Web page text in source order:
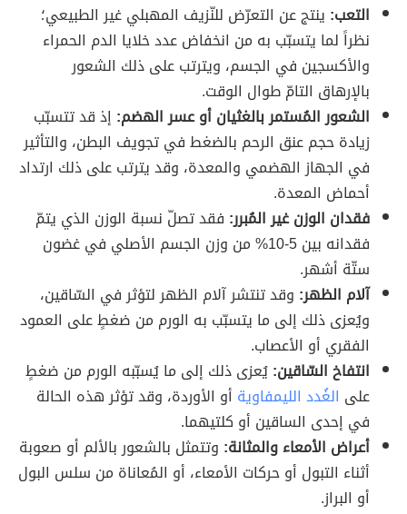
التعب: ينتج عن التعرّض للنّزيف المهبلي غير الطبيعي؛
نظراً لما يتسبّب به من انخفاض عدد خلايا الدم الحمراء
والأكسجين في الجسم، ويترتب على ذلك الشعور
بالإرهاق التامّ طوال الوقت.
الشعور المُستمر بالغثيان أو عسر الهضم: إذ قد تتسبّب
زيادة حجم عنق الرحم بالضغط في تجويف البطن، والتأثير
في الجهاز الهضمي والمعدة، وقد يترتب على ذلك ارتداد
أحماض المعدة.
فقدان الوزن غير المُبرر: فقد تصلّ نسبة الوزن الذي يتمّ
فقدانه بين 5-10% من وزن الجسم الأصلي في غضون
ستّة أشهر.
آلام الظهر: وقد تنتشر آلام الظهر لتؤثر في السّاقين،
ويُعزى ذلك إلى ما يتسبّب به الورم من ضغطٍ على العمود
الفقري أو الأعصاب.
انتفاخ السّاقين:يُعزى ذلك إلى ما يُسبّبه الورم من ضغطٍ
على الغُدد الليمفاوية أو الأوردة، وقد تؤثر هذه الحالة
في إحدى الساقين أو كلتيهما.
أعراض الأمعاء والمثانة: وتتمثل بالشعور بالألم أو صعوبة
أثناء التبول أو حركات الأمعاء، أو المُعاناة من سلس البول
أو البراز.